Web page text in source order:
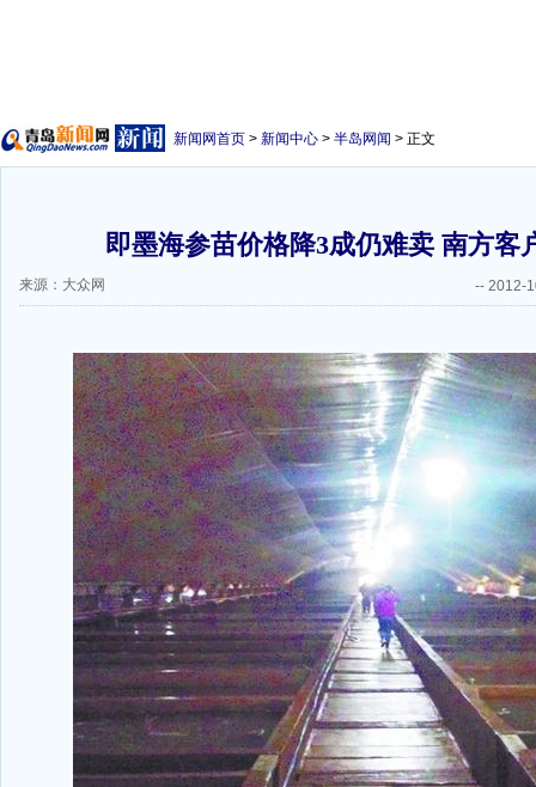
新闻网首页 > 新闻中心 > 半岛网闻 > 正文
即墨海参苗价格降3成仍难卖 南方客
来源：大众网 -- 2012-